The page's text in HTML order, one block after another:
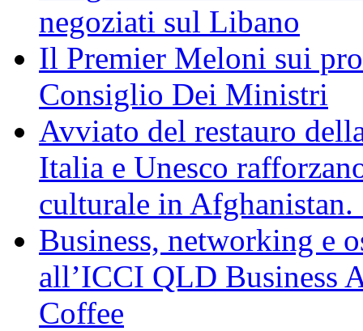
negoziati sul Libano
Il Premier Meloni sui
Consiglio Dei Ministri
Avviato del restauro
Italia e Unesco
culturale in
Business, networking e
all’ICCI QLD Business
Coffee